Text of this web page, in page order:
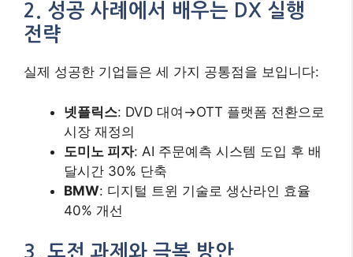
2. 성공 사례에서 배우는 DX 실행
전략
실제 성공한 기업들은 세 가지 공통점을 보입니다:
넷플릭스: DVD 대여→OTT 플랫폼 전환으로
시장 재정의
도미노 피자: AI 주문예측 시스템 도입 후 배
달시간 30% 단축
BMW: 디지털 트윈 기술로 생산라인 효율
40% 개선
3. 도전 과제와 극복 방안